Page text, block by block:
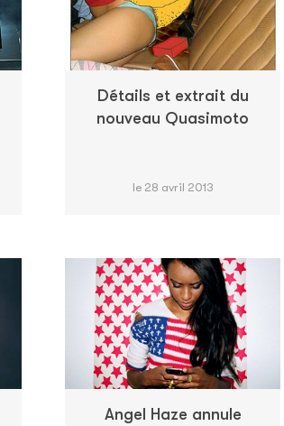
Détails et extrait du
nouveau Quasimoto
le 28 avril 2013
Angel Haze annule